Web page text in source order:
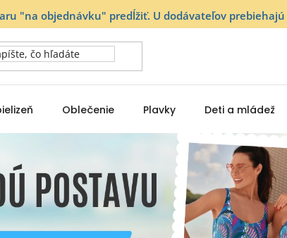
"na objednávku" predĺžiť. U dodávateľov
Oblečenie Plavky Deti a mládež